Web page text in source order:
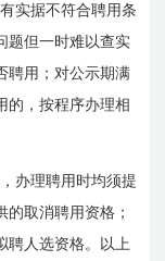
实据不符合聘用条
题但一时难以查实
聘用；对公示期满
的，按程序办理相
办理聘用时均须提
取消聘用资格；
聘人选资格。以上